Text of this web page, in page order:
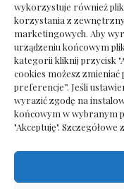
wykorzystuje również
korzystania z
marketingowych. Aby
urządzeniu końcowym
kategorii kliknij przycisk
cookies możesz zmieniać
preferencje”. Jeśli
wyrazić zgodę na
końcowym w wybranym
"Akceptuję". Szczegółowe